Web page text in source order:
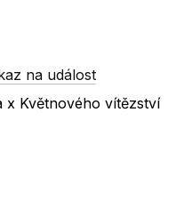
na událost
x Květnového vítězství